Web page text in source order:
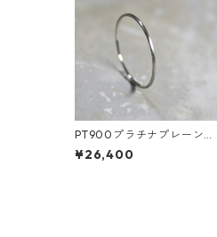
PT900プラチナプレーンリ
ング 0.8mm幅 つや消し 3号
～27号｜WKS PLANE RING
¥26,400